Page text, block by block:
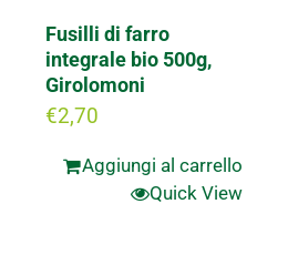
Fusilli di farro
integrale bio 500g,
Girolomoni
€2,70
Aggiungi al carrello
Quick View